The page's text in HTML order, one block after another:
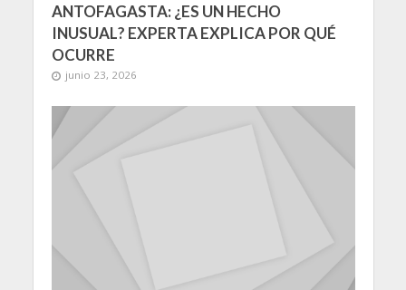
ANTOFAGASTA: ¿ES UN HECHO
INUSUAL? EXPERTA EXPLICA POR QUÉ
OCURRE
junio 23, 2026